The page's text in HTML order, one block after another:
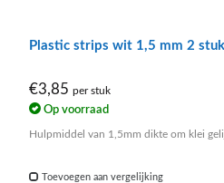
Plastic strips wit 1,5 mm 2
€3,85 per stuk
Op voorraad
Hulpmiddel van 1,5mm dikte om klei
Toevoegen aan vergelijking